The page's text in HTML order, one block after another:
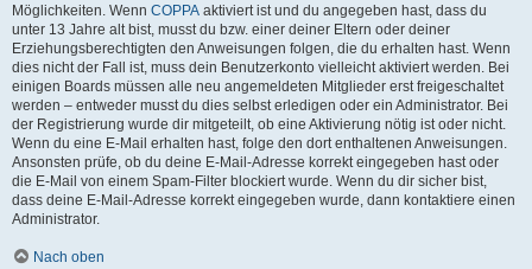
Möglichkeiten. Wenn COPPA aktiviert ist und du angegeben hast, dass du
unter 13 Jahre alt bist, musst du bzw. einer deiner Eltern oder deiner
Erziehungsberechtigten den Anweisungen folgen, die du erhalten hast. Wenn
dies nicht der Fall ist, muss dein Benutzerkonto vielleicht aktiviert werden. Bei
einigen Boards müssen alle neu angemeldeten Mitglieder erst freigeschaltet
werden – entweder musst du dies selbst erledigen oder ein Administrator. Bei
der Registrierung wurde dir mitgeteilt, ob eine Aktivierung nötig ist oder nicht.
Wenn du eine E-Mail erhalten hast, folge den dort enthaltenen Anweisungen.
Ansonsten prüfe, ob du deine E-Mail-Adresse korrekt eingegeben hast oder
die E-Mail von einem Spam-Filter blockiert wurde. Wenn du dir sicher bist,
dass deine E-Mail-Adresse korrekt eingegeben wurde, dann kontaktiere einen
Administrator.
Nach oben